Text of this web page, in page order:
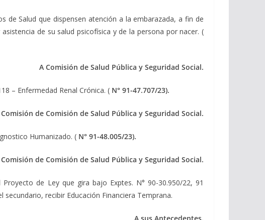
de Salud que dispensen atención a la embarazada, a fin de
de su salud psicofísica y de la persona por nacer. (
A Comisión de Salud Pública y Seguridad Social.
– Enfermedad Renal Crónica. ( N° 91-47.707/23).
Comisión de Comisión de Salud Pública y Seguridad Social.
Humanizado. ( N° 91-48.005/23).
Comisión de Comisión de Salud Pública y Seguridad Social.
de Ley que gira bajo Exptes. N° 90-30.950/22, 91
recibir Educación Financiera Temprana.